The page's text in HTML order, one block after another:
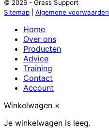
© 2026 - Grass Support
Sitemap
Algemene voorwaarden
Home
Over ons
Producten
Advice
Training
Contact
Account
Winkelwagen ×
Je winkelwagen is leeg.